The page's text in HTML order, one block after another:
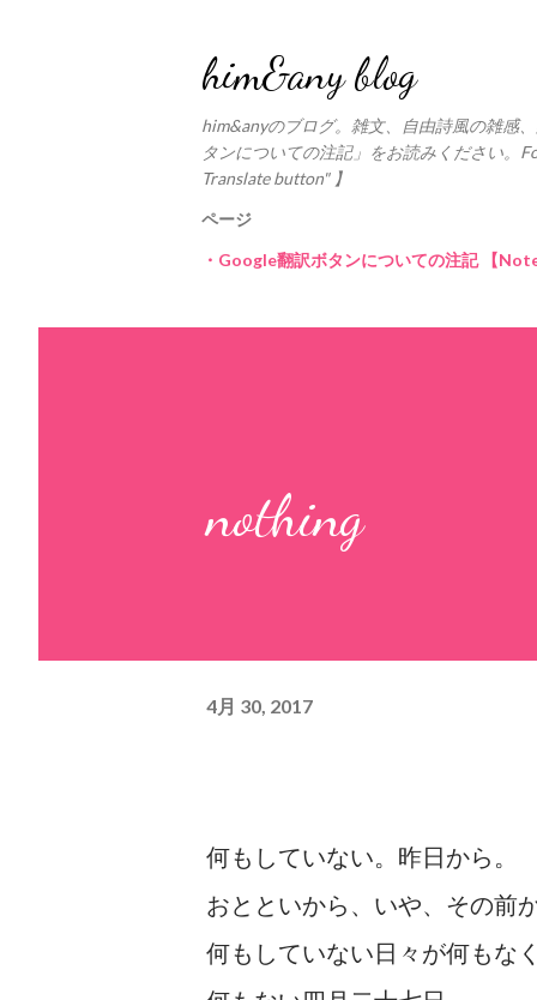
him&any blog
him&anyのブログ。雑文、自由詩風の雑感
タンについての注記」をお読みください。
Translate button" 】
ページ
・Google翻訳ボタンについての注記 【
nothing
4月 30, 2017
何もしていない。昨日から。
おとといから、いや、その前か
何もしていない日々が何もな